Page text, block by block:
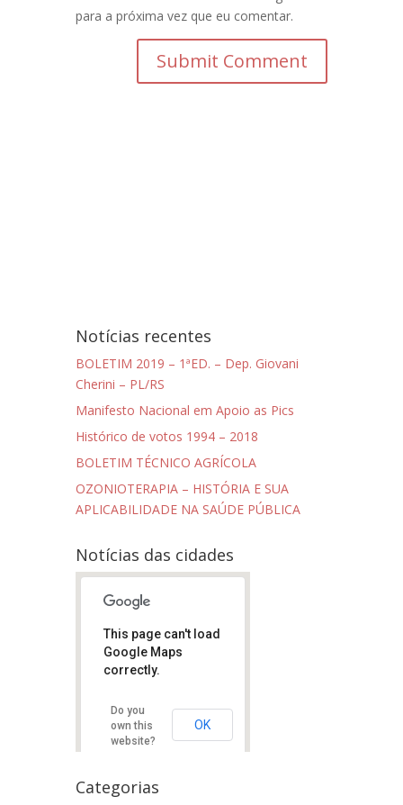
para a próxima vez que eu comentar.
Notícias recentes
BOLETIM 2019 – 1ªED. – Dep. Giovani
Cherini – PL/RS
Manifesto Nacional em Apoio as Pics
Histórico de votos 1994 – 2018
BOLETIM TÉCNICO AGRÍCOLA
OZONIOTERAPIA – HISTÓRIA E SUA
APLICABILIDADE NA SAÚDE PÚBLICA
Notícias das cidades
This page can't load
Google Maps
correctly.
Do you
own this
website?
OK
Categorias